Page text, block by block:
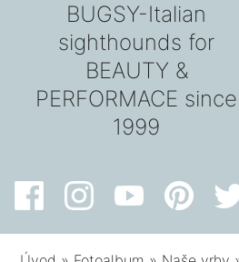
BUGSY-Italian
sighthounds for
BEAUTY &
PERFORMACE since
1999